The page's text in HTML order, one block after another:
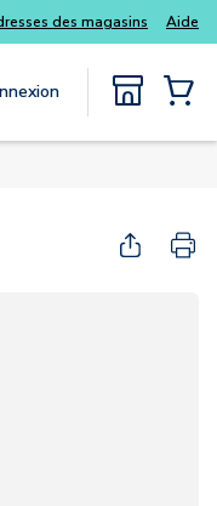
et profitez
Luminys
des magasins Aide